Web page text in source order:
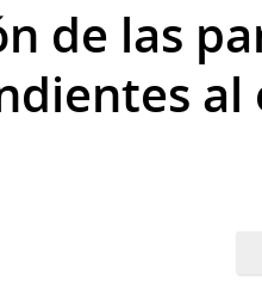
de las
al